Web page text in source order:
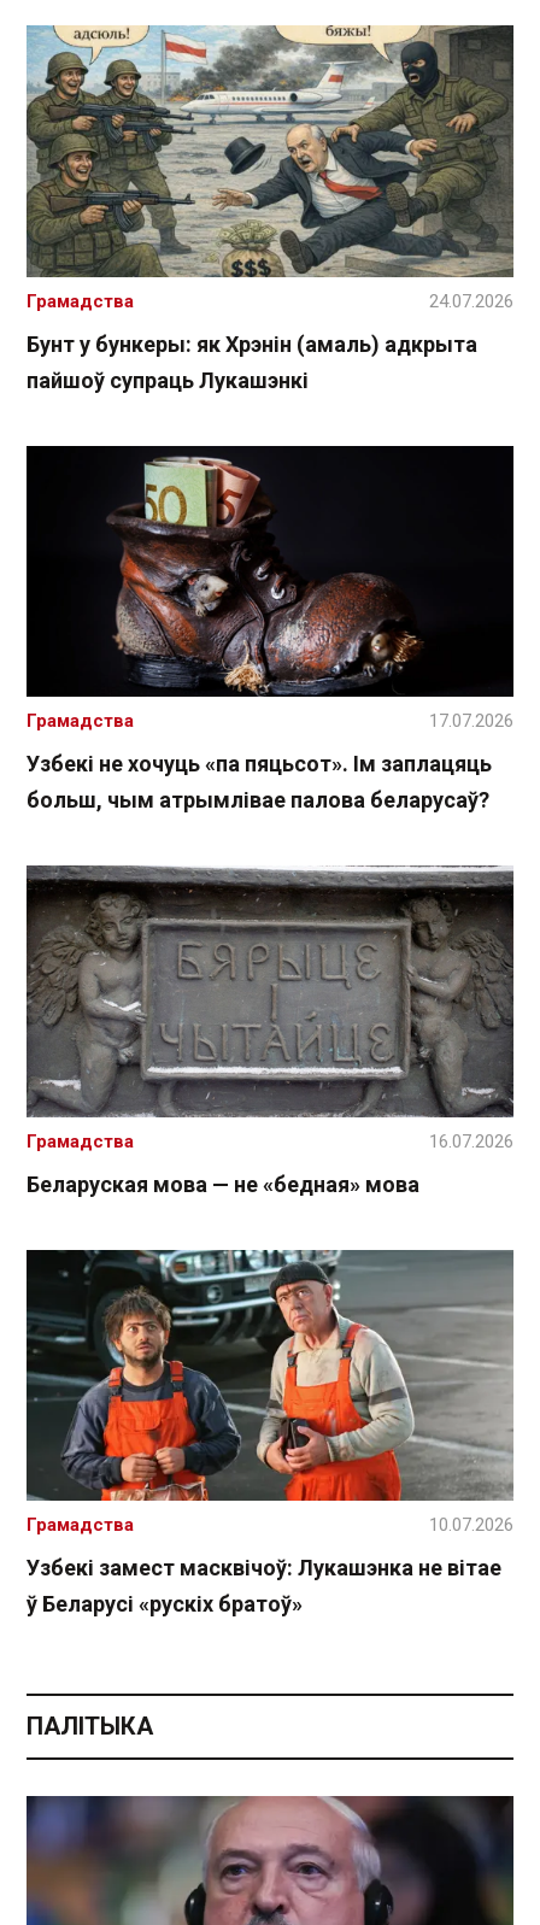
Бунт у бункеры: як Хрэнін (амаль) адкрыта
пайшоў супраць Лукашэнкі
Грамадства 24.07.2026
Узбекі не хочуць «па пяцьсот». Ім заплацяць
больш, чым атрымлівае палова беларусаў?
Грамадства 17.07.2026
Беларуская мова — не «бедная» мова
Грамадства 16.07.2026
Узбекі замест масквічоў: Лукашэнка не вітае
ў Беларусі «рускіх братоў»
Грамадства 10.07.2026
ПАЛІТЫКА